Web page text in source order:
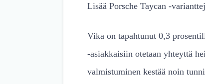
Lisää Porsche Taycan -
Vika on tapahtunut 0,3
-asiakkaisiin otetaan yhteyttä
valmistuminen kestää noin